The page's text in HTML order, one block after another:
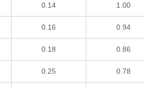
0.14 1.00
0.16 0.94
0.18 0.86
0.25 0.78